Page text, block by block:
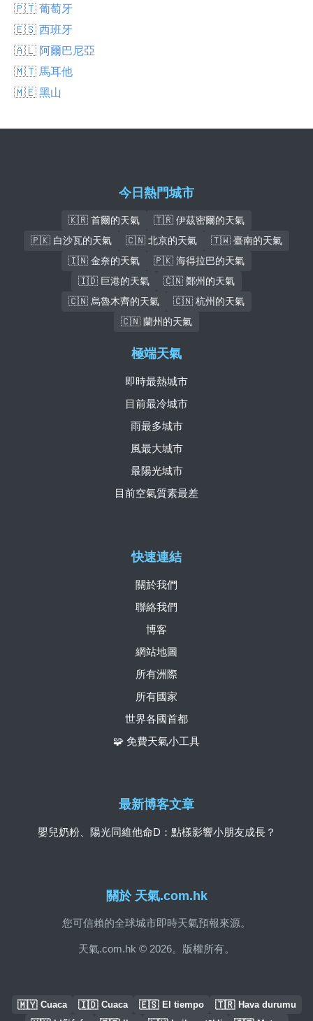
🇵🇹 葡萄牙
🇪🇸 西班牙
🇦🇱 阿爾巴尼亞
🇲🇹 馬耳他
🇲🇪 黑山
今日熱門城市
🇰🇷 首爾的天氣
🇹🇷 伊茲密爾的天氣
🇵🇰 白沙瓦的天氣
🇨🇳 北京的天氣
🇹🇼 臺南的天氣
🇮🇳 金奈的天氣
🇵🇰 海得拉巴的天氣
🇮🇩 巨港的天氣
🇨🇳 鄭州的天氣
🇨🇳 烏魯木齊的天氣
🇨🇳 杭州的天氣
🇨🇳 蘭州的天氣
關於 天氣.com.hk
您可信賴的全球城市即時天氣預報來源。
天氣.com.hk © 2026。版權所有。
快速連結
關於我們
聯絡我們
博客
網站地圖
所有洲際
所有國家
世界各國首都
🧩 免費天氣小工具
極端天氣
即時最熱城市
目前最冷城市
雨最多城市
風最大城市
最陽光城市
目前空氣質素最差
最新博客文章
嬰兒奶粉、陽光同維他命D：點樣影響小朋友成長？
🇲🇾 Cuaca 🇮🇩 Cuaca 🇪🇸 El tiempo 🇹🇷 Hava durumu